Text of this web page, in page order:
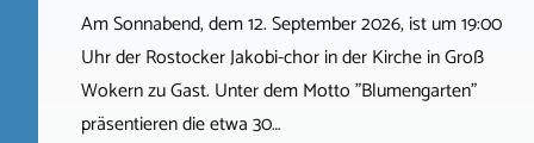
Am Sonnabend, dem 12. September 2026, ist um 19:00
Uhr der Rostocker Jakobi-chor in der Kirche in Groß
Wokern zu Gast. Unter dem Motto "Blumengarten"
präsentieren die etwa 30…